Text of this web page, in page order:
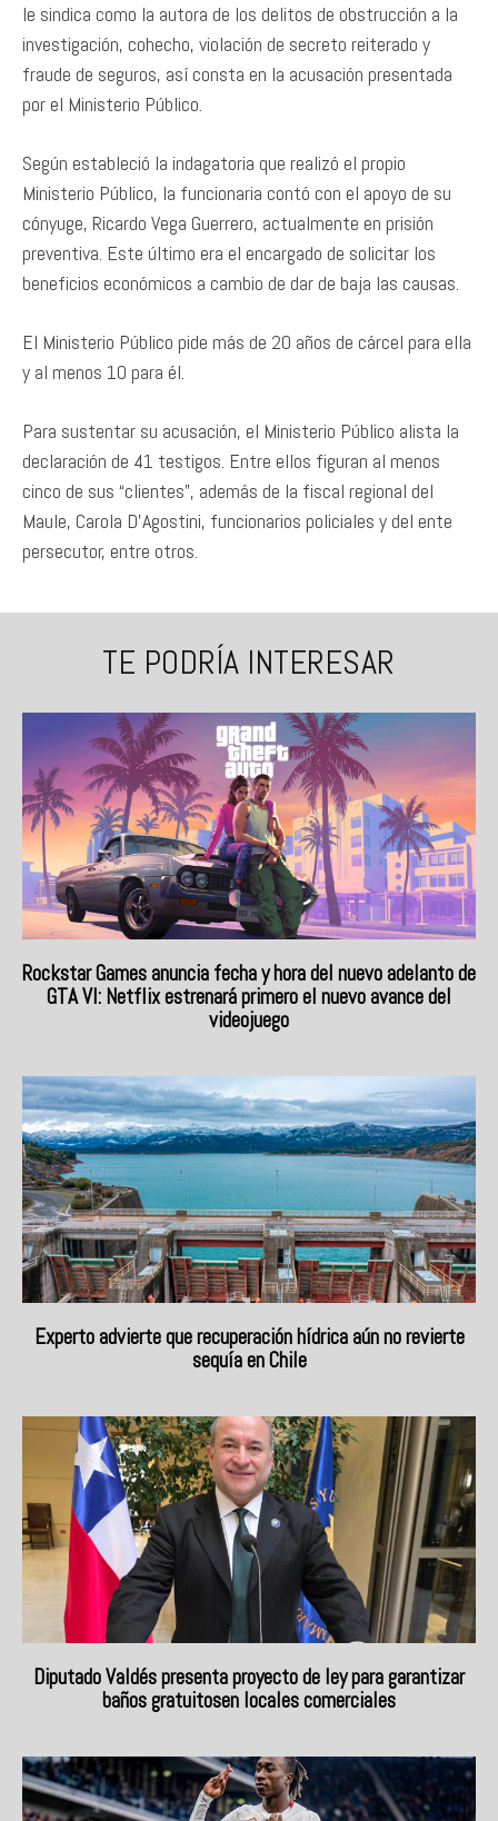
le sindica como la autora de los delitos de obstrucción a la
investigación, cohecho, violación de secreto reiterado y
fraude de seguros, así consta en la acusación presentada
por el Ministerio Público.
Según estableció la indagatoria que realizó el propio
Ministerio Público, la funcionaria contó con el apoyo de su
cónyuge, Ricardo Vega Guerrero, actualmente en prisión
preventiva. Este último era el encargado de solicitar los
beneficios económicos a cambio de dar de baja las causas.
El Ministerio Público pide más de 20 años de cárcel para ella
y al menos 10 para él.
Para sustentar su acusación, el Ministerio Público alista la
declaración de 41 testigos. Entre ellos figuran al menos
cinco de sus “clientes”, además de la fiscal regional del
Maule, Carola D’Agostini, funcionarios policiales y del ente
persecutor, entre otros.
TE PODRÍA INTERESAR
Rockstar Games anuncia fecha y hora del nuevo adelanto de
GTA VI: Netflix estrenará primero el nuevo avance del
videojuego
Experto advierte que recuperación hídrica aún no revierte
sequía en Chile
Diputado Valdés presenta proyecto de ley para garantizar
baños gratuitosen locales comerciales